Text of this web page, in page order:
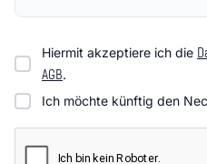
Hiermit akzeptiere ich die
AGB.
Ich möchte künftig den